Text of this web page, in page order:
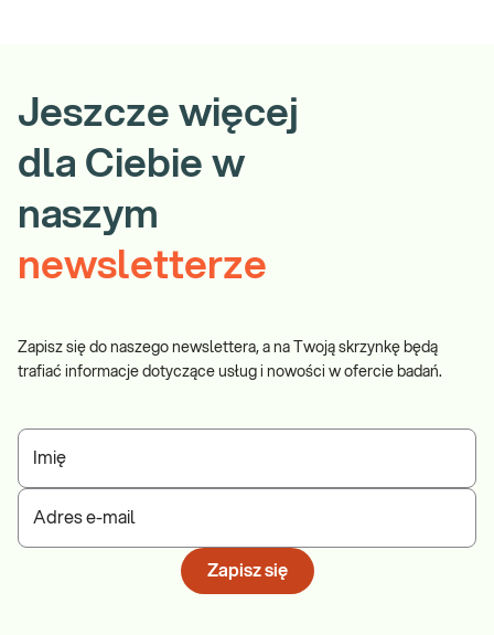
Jeszcze więcej
dla Ciebie w
naszym
newsletterze
Zapisz się do naszego newslettera, a na Twoją skrzynkę będą
trafiać informacje dotyczące usług i nowości w ofercie badań.
Imię
Adres e-mail
Zapisz się